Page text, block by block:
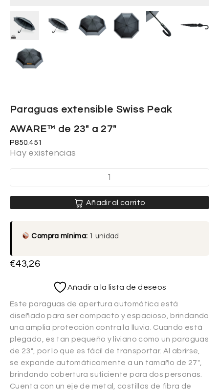
Paraguas extensible Swiss Peak
AWARE™ de 23″ a 27″
P850.451
Hay existencias
Añadir al carrito
Compra mínima: 1 unidad
€43,26
Añadir a la lista de deseos
Este paraguas de apertura automática está
diseñado para ser compacto y espacioso, brindando
una amplia protección contra la lluvia. Cuando está
plegado, es tan pequeño y liviano como un paraguas
de 23″, por lo que es fácil de transportar. Al abrirse,
se expande automáticamente a un tamaño de 27″,
brindando cobertura suficiente para dos personas.
Cuenta con un eje de metal, costillas de fibra de